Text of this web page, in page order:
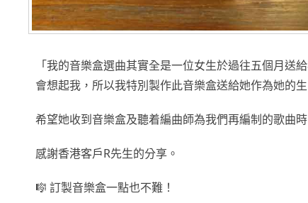
「我的音樂盒選曲其實全是一位女生於過往五個月送
會想起我，所以我特別製作此音樂盒送給她作為她的
希望她收到音樂盒及聽着編曲師為我們再編制的歌曲時
感謝香港客戶R先生的分享。
🎼 訂製音樂盒一點也不難！